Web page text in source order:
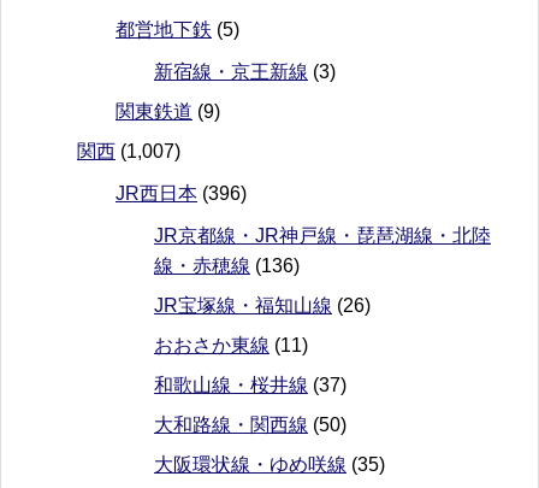
都営地下鉄 (5)
新宿線・京王新線 (3)
関東鉄道 (9)
関西 (1,007)
JR西日本 (396)
JR京都線・JR神戸線・琵琶湖線・北陸
線・赤穂線 (136)
JR宝塚線・福知山線 (26)
おおさか東線 (11)
和歌山線・桜井線 (37)
大和路線・関西線 (50)
大阪環状線・ゆめ咲線 (35)